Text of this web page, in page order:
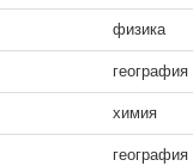
физика
география
химия
география